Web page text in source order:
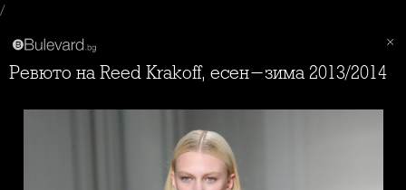
/
Ревюто на Reed Krakoff, есен-зима 2013/2014